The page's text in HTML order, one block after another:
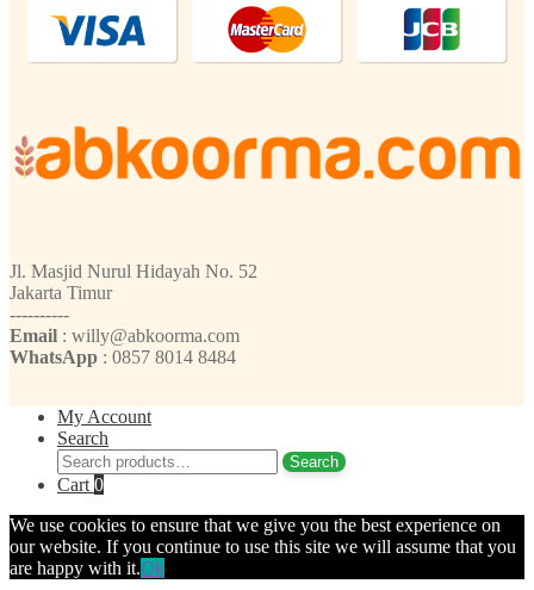
Jl. Masjid Nurul Hidayah No. 52
Jakarta Timur
----------
Email : willy@abkoorma.com
WhatsApp : 0857 8014 8484
My Account
Search
Search
for:
Search
Cart0
We use cookies to ensure that we give you the best experience on
our website. If you continue to use this site we will assume that you
are happy with it.Ok